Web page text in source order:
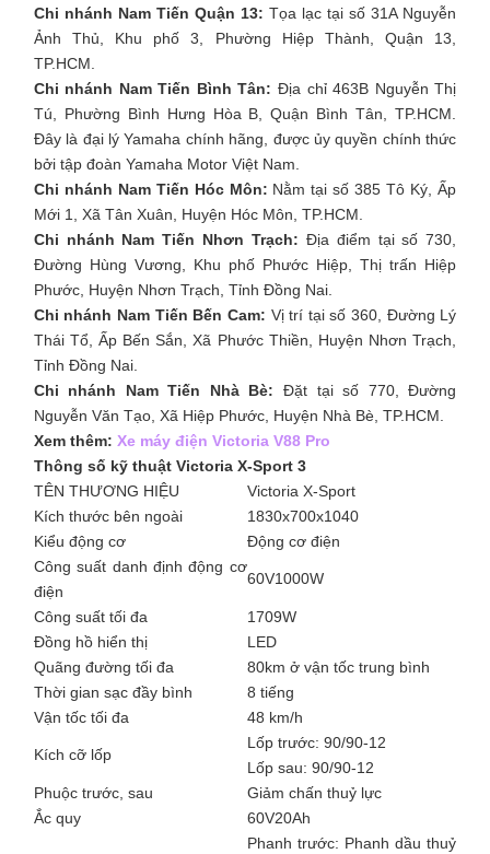
Chi nhánh Nam Tiến Quận 13: Tọa lạc tại số 31A Nguyễn
Ảnh Thủ, Khu phố 3, Phường Hiệp Thành, Quận 13,
TP.HCM.
Chi nhánh Nam Tiến Bình Tân: Địa chỉ 463B Nguyễn Thị
Tú, Phường Bình Hưng Hòa B, Quận Bình Tân, TP.HCM.
Đây là đại lý Yamaha chính hãng, được ủy quyền chính thức
bởi tập đoàn Yamaha Motor Việt Nam.
Chi nhánh Nam Tiến Hóc Môn: Nằm tại số 385 Tô Ký, Ấp
Mới 1, Xã Tân Xuân, Huyện Hóc Môn, TP.HCM.
Chi nhánh Nam Tiến Nhơn Trạch: Địa điểm tại số 730,
Đường Hùng Vương, Khu phố Phước Hiệp, Thị trấn Hiệp
Phước, Huyện Nhơn Trạch, Tỉnh Đồng Nai.
Chi nhánh Nam Tiến Bến Cam: Vị trí tại số 360, Đường Lý
Thái Tổ, Ấp Bến Sắn, Xã Phước Thiền, Huyện Nhơn Trạch,
Tỉnh Đồng Nai.
Chi nhánh Nam Tiến Nhà Bè: Đặt tại số 770, Đường
Nguyễn Văn Tạo, Xã Hiệp Phước, Huyện Nhà Bè, TP.HCM.
Xem thêm: Xe máy điện Victoria V88 Pro
Thông số kỹ thuật Victoria X-Sport 3
TÊN THƯƠNG HIỆU
Victoria X-Sport
Kích thước bên ngoài
1830x700x1040
Kiểu động cơ
Động cơ điện
Công suất danh định động cơ
điện
60V1000W
Công suất tối đa
1709W
Đồng hồ hiển thị
LED
Quãng đường tối đa
80km ở vận tốc trung bình
Thời gian sạc đầy bình
8 tiếng
Vận tốc tối đa
48 km/h
Kích cỡ lốp
Lốp trước: 90/90-12
Lốp sau: 90/90-12
Phuộc trước, sau
Giảm chấn thuỷ lực
Ắc quy
60V20Ah
Phanh trước: Phanh dầu thuỷ